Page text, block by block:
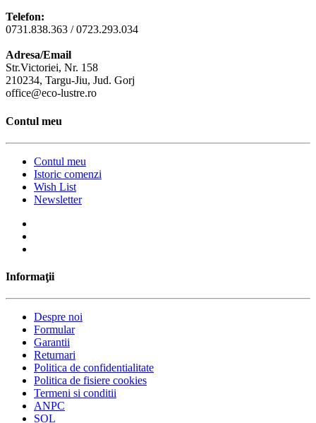
Telefon:
0731.838.363 / 0723.293.034
Adresa/Email
Str.Victoriei, Nr. 158
210234, Targu-Jiu, Jud. Gorj
office@eco-lustre.ro
Contul meu
Contul meu
Istoric comenzi
Wish List
Newsletter
Informaţii
Despre noi
Formular
Garantii
Returnari
Politica de confidentialitate
Politica de fisiere cookies
Termeni si conditii
ANPC
SOL